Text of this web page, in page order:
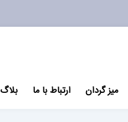
میز گردان ارتباط با ما بلاگ